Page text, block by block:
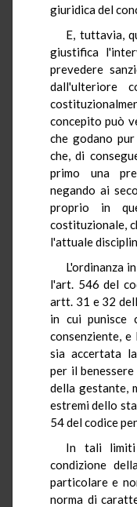
giuridica del
E, tuttavia,
giustifica
prevedere
dall'ulteriore
concepito può
che godano
che, di
primo una
negando ai
proprio in
costituzionale,
l'attuale
L'ordinanza
l'art. 546 del
artt. 31 e 32
in cui punisce
consenziente, e
sia accertata
per il
della gestante,
estremi dello
54 del codice
In tali limiti
condizione
particolare e
norma di